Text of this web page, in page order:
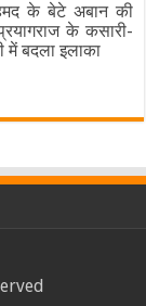
के बेटे अबान की
के कसारी-
में बदला इलाका